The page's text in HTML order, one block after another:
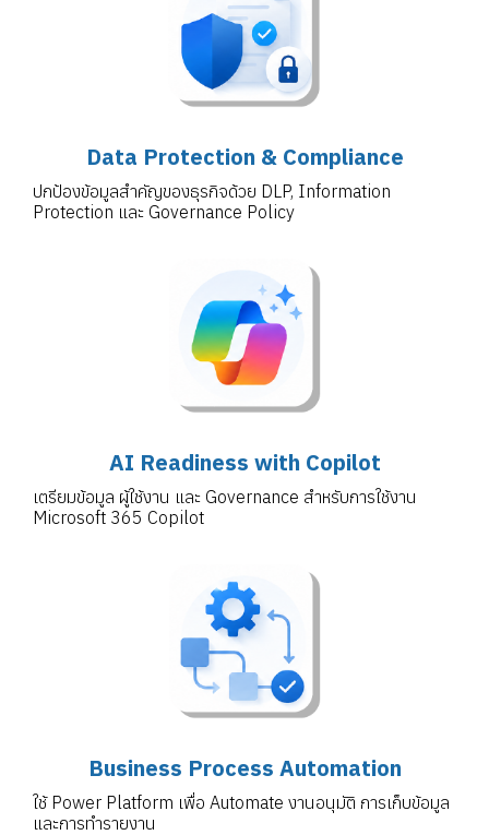
Data Protection & Compliance
ปกป้องข้อมูลสำคัญของธุรกิจด้วย DLP, Information
Protection และ Governance Policy
AI Readiness with Copilot
เตรียมข้อมูล ผู้ใช้งาน และ Governance สำหรับการใช้งาน
Microsoft 365 Copilot
Business Process Automation
ใช้ Power Platform เพื่อ Automate งานอนุมัติ การเก็บข้อมูล
และการทำรายงาน